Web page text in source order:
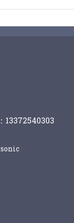
13372540303